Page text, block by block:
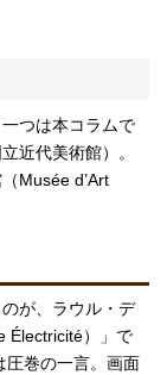
つは本コラムで
近代美術館）。
Musée d’Art
が、ラウル・デ
Électricité）」で
圧巻の一言。画面